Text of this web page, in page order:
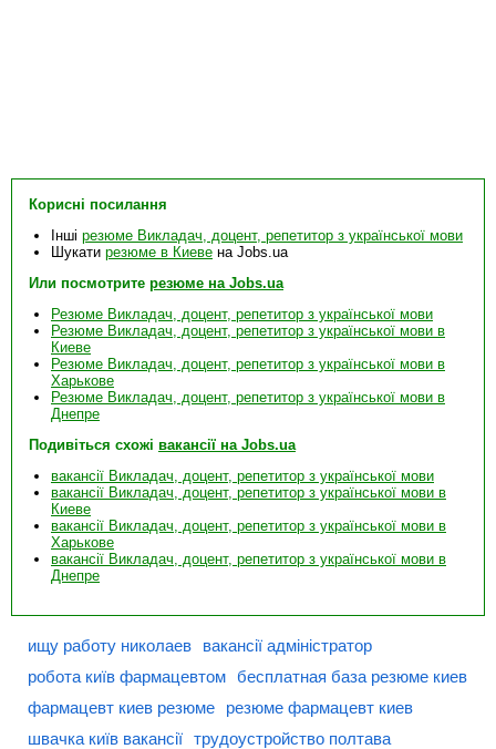
Корисні посилання
Інші резюме Викладач, доцент, репетитор з української мови
Шукати резюме в Киеве на Jobs.ua
Или посмотрите резюме на Jobs.ua
Резюме Викладач, доцент, репетитор з української мови
Резюме Викладач, доцент, репетитор з української мови в
Киеве
Резюме Викладач, доцент, репетитор з української мови в
Харькове
Резюме Викладач, доцент, репетитор з української мови в
Днепре
Подивіться схожі вакансії на Jobs.ua
вакансії Викладач, доцент, репетитор з української мови
вакансії Викладач, доцент, репетитор з української мови в
Киеве
вакансії Викладач, доцент, репетитор з української мови в
Харькове
вакансії Викладач, доцент, репетитор з української мови в
Днепре
ищу работу николаев
вакансії адміністратор
робота київ фармацевтом бесплатная база резюме киев
фармацевт киев резюме
резюме фармацевт киев
швачка київ вакансії трудоустройство полтава